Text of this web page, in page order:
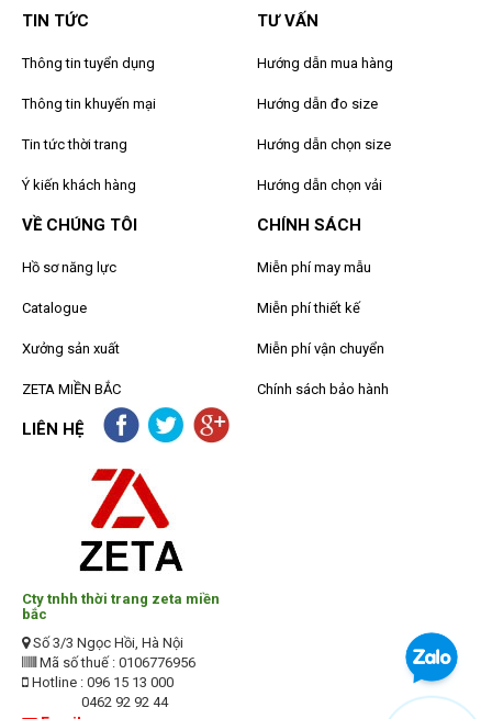
TIN TỨC
Thông tin tuyển dụng
Thông tin khuyến mại
Tin tức thời trang
Ý kiến khách hàng
TƯ VẤN
Hướng dẫn mua hàng
Hướng dẫn đo size
Hướng dẫn chọn size
Hướng dẫn chọn vải
VỀ CHÚNG TÔI
Hồ sơ năng lực
Catalogue
Xưởng sản xuất
ZETA MIỀN BẮC
CHÍNH SÁCH
Miễn phí may mẫu
Miễn phí thiết kế
Miễn phí vận chuyển
Chính sách bảo hành
LIÊN HỆ
Cty tnhh thời trang zeta miền
bắc
Số 3/3 Ngọc Hồi, Hà Nội
Mã số thuế : 0106776956
Hotline : 096 15 13 000
0462 92 92 44